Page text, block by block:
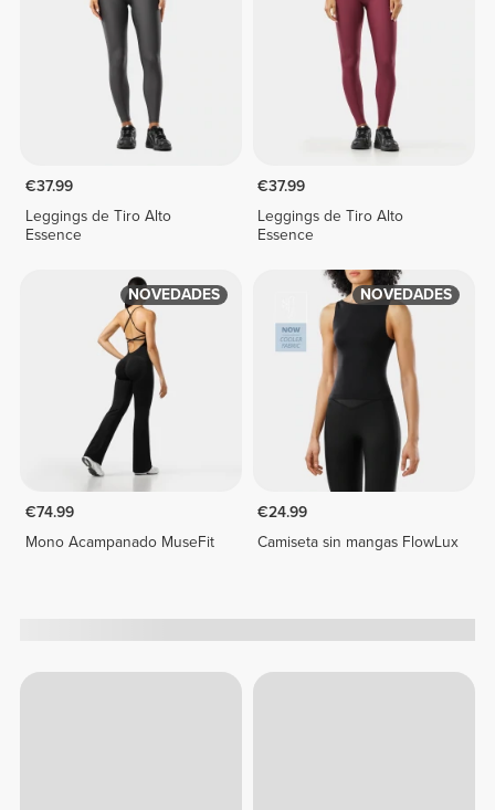
€37.99
Leggings de Tiro Alto
Essence
€37.99
Leggings de Tiro Alto
Essence
NOVEDADES
€74.99
Mono Acampanado MuseFit
NOVEDADES
€24.99
Camiseta sin mangas FlowLux